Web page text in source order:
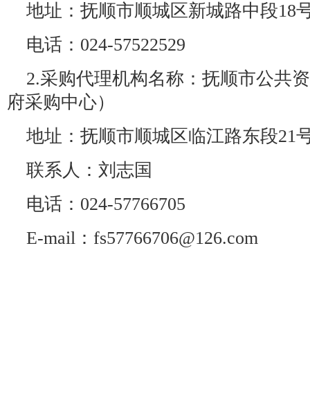
地址：抚顺市顺城区新城路中段18
电话：024-57522529
2.采购代理机构名称：抚顺市公共
府采购中心）
地址：抚顺市顺城区临江路东段21
联系人：刘志国
电话：024-57766705
E-mail：fs57766706@126.com